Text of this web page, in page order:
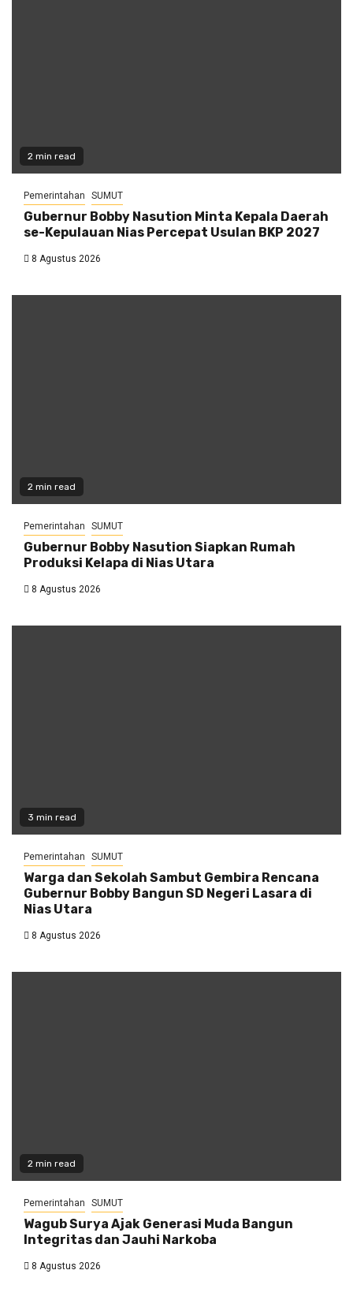
2 min read
Pemerintahan SUMUT
Gubernur Bobby Nasution Minta Kepala Daerah
se-Kepulauan Nias Percepat Usulan BKP 2027
8 Agustus 2026
2 min read
Pemerintahan SUMUT
Gubernur Bobby Nasution Siapkan Rumah
Produksi Kelapa di Nias Utara
8 Agustus 2026
3 min read
Pemerintahan SUMUT
Warga dan Sekolah Sambut Gembira Rencana
Gubernur Bobby Bangun SD Negeri Lasara di
Nias Utara
8 Agustus 2026
2 min read
Pemerintahan SUMUT
Wagub Surya Ajak Generasi Muda Bangun
Integritas dan Jauhi Narkoba
8 Agustus 2026